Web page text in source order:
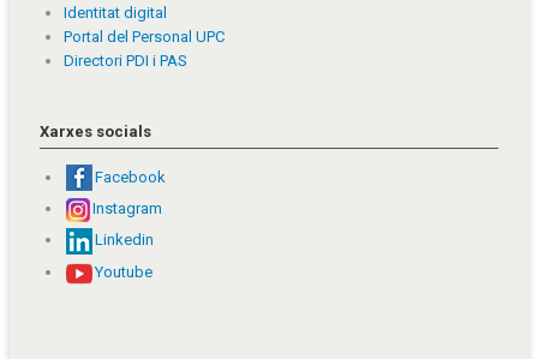
Identitat digital
Portal del Personal UPC
Directori PDI i PAS
Xarxes socials
Facebook
Instagram
Linkedin
Youtube